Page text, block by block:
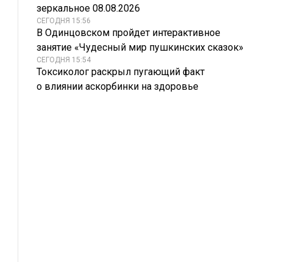
зеркальное 08.08.2026
СЕГОДНЯ 15:56
В Одинцовском пройдет интерактивное
занятие «Чудесный мир пушкинских сказок»
СЕГОДНЯ 15:54
Токсиколог раскрыл пугающий факт
о влиянии аскорбинки на здоровье